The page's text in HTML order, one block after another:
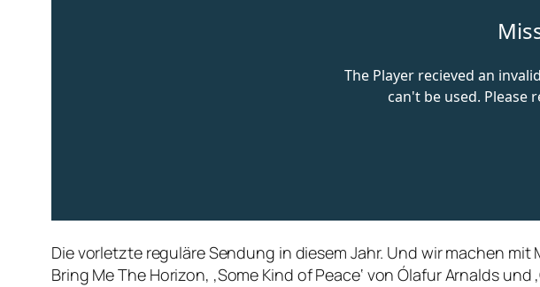
Die vorletzte reguläre Sendung in diesem Jahr. Und wir machen mit
Bring Me The Horizon, ‚Some Kind of Peace‘ von Ólafur Arnalds